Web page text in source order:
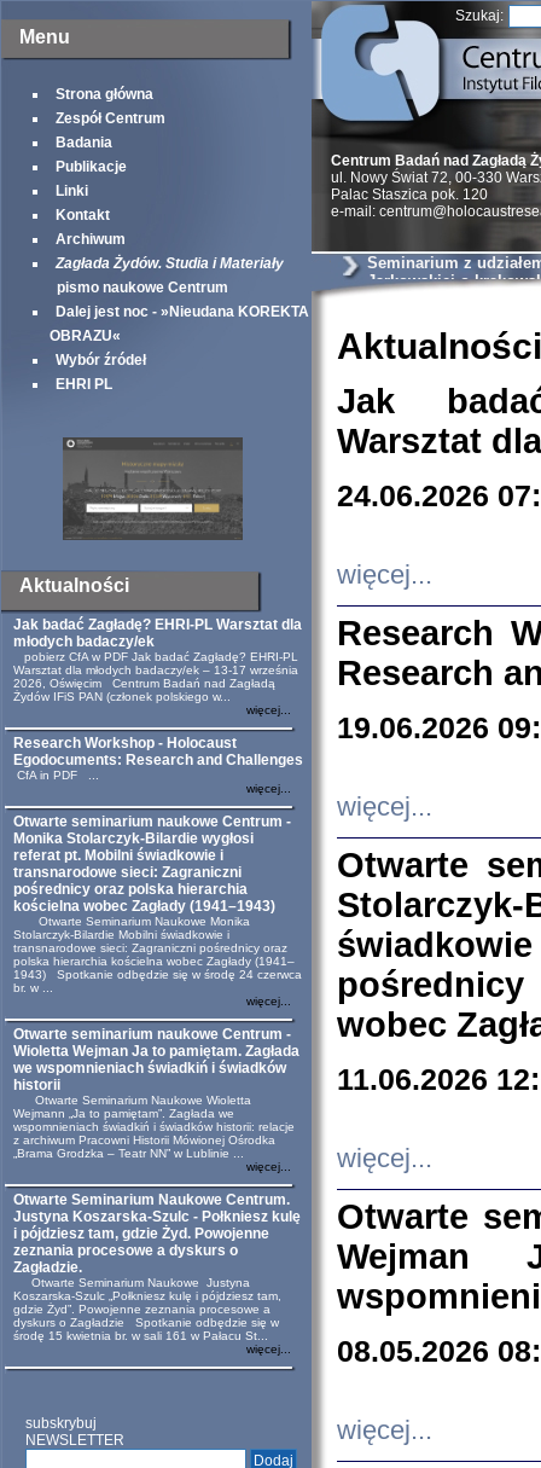
Menu
Strona główna
Zespół Centrum
Badania
Publikacje
Linki
Kontakt
Archiwum
Zagłada Żydów. Studia i Materiały
pismo naukowe Centrum
Dalej jest noc - »Nieudana KOREKTA
OBRAZU«
Wybór źródeł
EHRI PL
Aktualności
Jak badać Zagładę? EHRI-PL Warsztat dla
młodych badaczy/ek
pobierz CfA w PDF Jak badać Zagładę? EHRI-PL
Warsztat dla młodych badaczy/ek – 13-17 września
2026, Oświęcim Centrum Badań nad Zagładą
Żydów IFiS PAN (członek polskiego w...
więcej...
Research Workshop - Holocaust
Egodocuments: Research and Challenges
CfA in PDF ...
więcej...
Otwarte seminarium naukowe Centrum -
Monika Stolarczyk-Bilardie wygłosi
referat pt. Mobilni świadkowie i
transnarodowe sieci: Zagraniczni
pośrednicy oraz polska hierarchia
kościelna wobec Zagłady (1941–1943)
Otwarte Seminarium Naukowe Monika
Stolarczyk-Bilardie Mobilni świadkowie i
transnarodowe sieci: Zagraniczni pośrednicy oraz
polska hierarchia kościelna wobec Zagłady (1941–
1943) Spotkanie odbędzie się w środę 24 czerwca
br. w ...
więcej...
Otwarte seminarium naukowe Centrum -
Wioletta Wejman Ja to pamiętam. Zagłada
we wspomnieniach świadkiń i świadków
historii
Otwarte Seminarium Naukowe Wioletta
Wejmann „Ja to pamiętam”. Zagłada we
wspomnieniach świadkiń i świadków historii: relacje
z archiwum Pracowni Historii Mówionej Ośrodka
„Brama Grodzka – Teatr NN” w Lublinie ...
więcej...
Otwarte Seminarium Naukowe Centrum.
Justyna Koszarska-Szulc - Połkniesz kulę
i pójdziesz tam, gdzie Żyd. Powojenne
zeznania procesowe a dyskurs o
Zagładzie.
Otwarte Seminarium Naukowe Justyna
Koszarska-Szulc „Połkniesz kulę i pójdziesz tam,
gdzie Żyd”. Powojenne zeznania procesowe a
dyskurs o Zagładzie Spotkanie odbędzie się w
środę 15 kwietnia br. w sali 161 w Pałacu St...
więcej...
subskrybuj
NEWSLETTER
Szukaj:
Centrum Badań nad Zagładą
ul. Nowy Świat 72, 00-330
Palac Staszica pok. 120
e-mail:
Seminarium z
Jarkowskiej o
Aktualności
Jak
Warsztat
24.06.2026
więcej...
Research
Research
19.06.2026
więcej...
Otwarte
wobec
11.06.2026
więcej...
Otwarte
Wejman
08.05.2026
więcej...